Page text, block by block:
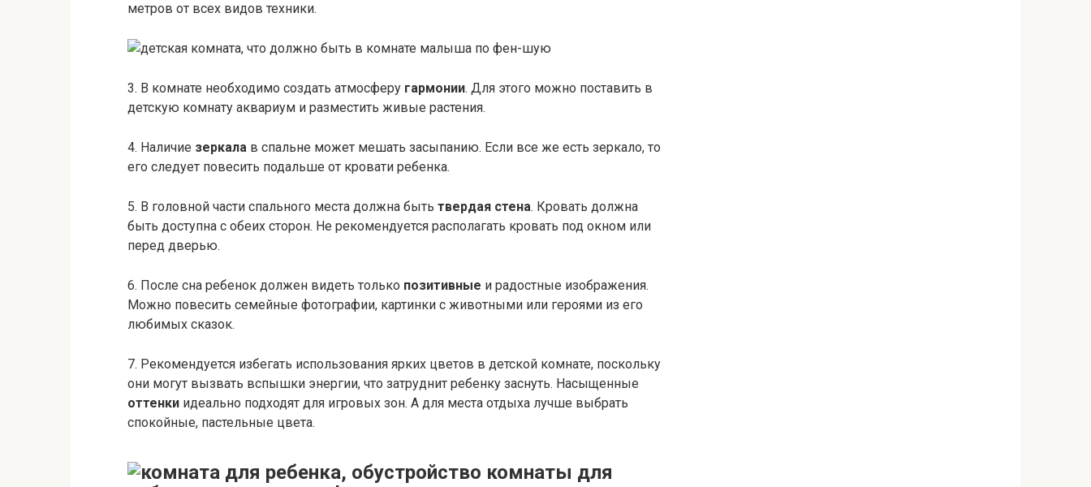
метров от всех видов техники.
3. В комнате необходимо создать атмосферу гармонии. Для этого можно поставить в
детскую комнату аквариум и разместить живые растения.
4. Наличие зеркала в спальне может мешать засыпанию. Если все же есть зеркало, то
его следует повесить подальше от кровати ребенка.
5. В головной части спального места должна быть твердая стена. Кровать должна
быть доступна с обеих сторон. Не рекомендуется располагать кровать под окном или
перед дверью.
6. После сна ребенок должен видеть только позитивные и радостные изображения.
Можно повесить семейные фотографии, картинки с животными или героями из его
любимых сказок.
7. Рекомендуется избегать использования ярких цветов в детской комнате, поскольку
они могут вызвать вспышки энергии, что затруднит ребенку заснуть. Насыщенные
оттенки идеально подходят для игровых зон. А для места отдыха лучше выбрать
спокойные, пастельные цвета.